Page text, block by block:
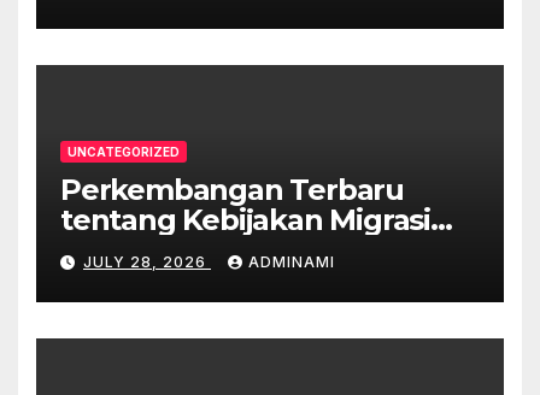
UNCATEGORIZED
Perkembangan Terbaru
tentang Kebijakan Migrasi
Australia
JULY 28, 2026 ADMINAMI